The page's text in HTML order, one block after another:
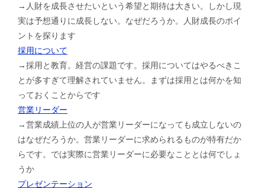
→人財を成長させたいという希望と期待は大きい。しかし現
実は予想通りに成長しない。なぜだろうか。人財成長のポイ
ントを探ります
採用について
→採用と教育。経営の課題です。採用についてはやるべきこ
とが多すぎて理解されていません。まずは採用とは何かを知
っておくことからです
営業リーダー
→営業成績上位の人が営業リーダーになっても成立しないの
はなぜだろうか。営業リーダーに求められるものが特有だか
らです。では実際に営業リーダーに必要なこととは何でしょ
うか
プレゼンテーション